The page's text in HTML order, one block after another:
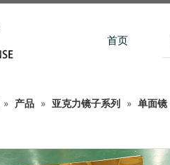
首页
» 产品 » 亚克力镜子系列 » 单面镜